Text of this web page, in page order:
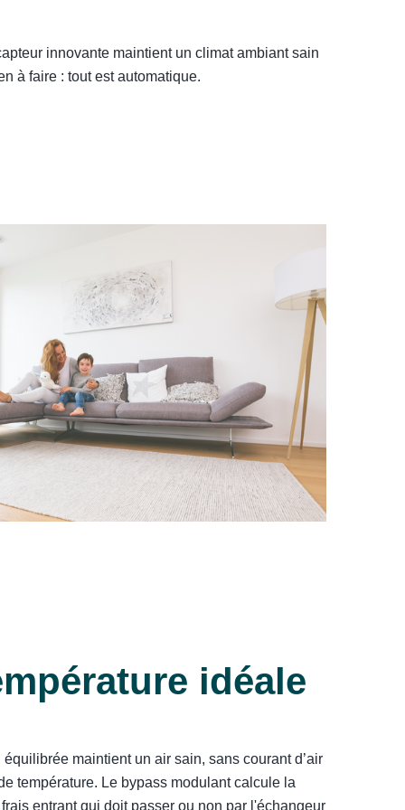
innovante maintient un climat ambiant sain
à faire : tout est automatique.
idéale
maintient un air sain, sans courant d’air
température. Le bypass modulant calcule la
frais entrant qui doit passer ou non par l'échangeur